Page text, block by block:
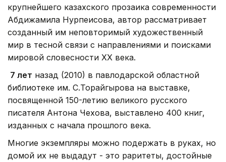
крупнейшего казахского прозаика современности
Абдижамила Нурпеисова, автор рассматривает
созданный им неповторимый художественный
мир в тесной связи с направлениями и поисками
мировой словесности ХХ века.
7 лет назад (2010) в павлодарской областной
библиотеке им. С.Торайгырова на выставке,
посвященной 150-летию великого русского
писателя Антона Чехова, выставлено 400 книг,
изданных с начала прошлого века.
Многие экземпляры можно подержать в руках, но
домой их не выдадут - это раритеты, достойные